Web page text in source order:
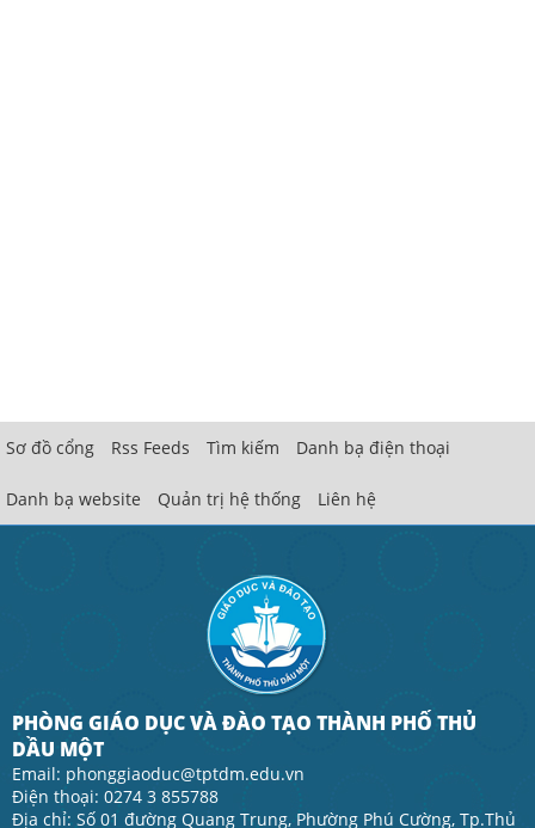
Sơ đồ cổng Rss Feeds Tìm kiếm Danh bạ điện thoại
Danh bạ website Quản trị hệ thống Liên hệ
PHÒNG GIÁO DỤC VÀ ĐÀO TẠO THÀNH PHỐ THỦ
DẦU MỘT
Email: phonggiaoduc@tptdm.edu.vn
Điện thoại: 0274 3 855788
Địa chỉ: Số 01 đường Quang Trung, Phường Phú Cường, Tp.Thủ